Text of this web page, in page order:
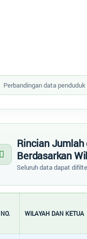
of interactive chart.
Perbandingan data
Rincian Jumlah
Berdasarkan
Seluruh data dapat
NO. WILAYAH DAN KETUA